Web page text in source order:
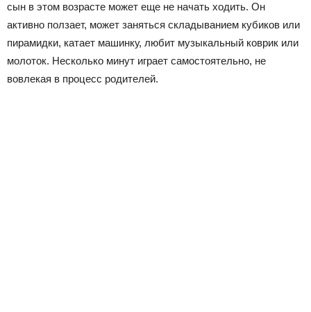
сын в этом возрасте может еще не начать ходить. Он
активно ползает, может заняться складыванием кубиков или
пирамидки, катает машинку, любит музыкальный коврик или
молоток. Несколько минут играет самостоятельно, не
вовлекая в процесс родителей.